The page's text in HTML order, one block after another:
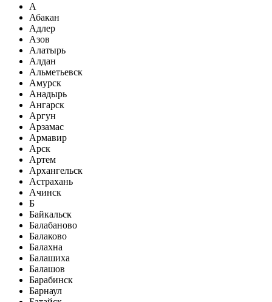
А
Абакан
Адлер
Азов
Алатырь
Алдан
Альметьевск
Амурск
Анадырь
Ангарск
Аргун
Арзамас
Армавир
Арск
Артем
Архангельск
Астрахань
Ачинск
Б
Байкальск
Балабаново
Балаково
Балахна
Балашиха
Балашов
Барабинск
Барнаул